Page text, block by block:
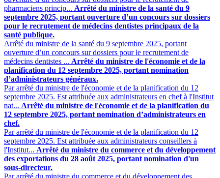
pharmaciens princip... Arrêté du ministre de la santé du 9
septembre 2025, portant ouverture d’un concours sur dossiers
pour le recrutement de médecins dentistes principaux de la
santé publique.
Arrêté du ministre de la santé du 9 septembre 2025, portant
ouverture d’un concours sur dossiers pour le recrutement de
médecins dentistes ... Arrêté du ministre de l'économie et de la
planification du 12 septembre 2025, portant nomination
d’administrateurs généraux.
Par arrêté du ministre de l'économie et de la planification du 12
septembre 2025. Est attribuée aux administrateurs en chef à l'Institut
nat... Arrêté du ministre de l'économie et de la planification du
12 septembre 2025, portant nomination d’administrateurs en
chef.
Par arrêté du ministre de l'économie et de la planification du 12
septembre 2025. Est attribuée aux administrateurs conseillers à
l'Institut... Arrêté du ministre du commerce et du développement
des exportations du 28 août 2025, portant nomination d'un
sous-directeur.
Par arrêté du ministre du commerce et du développement des